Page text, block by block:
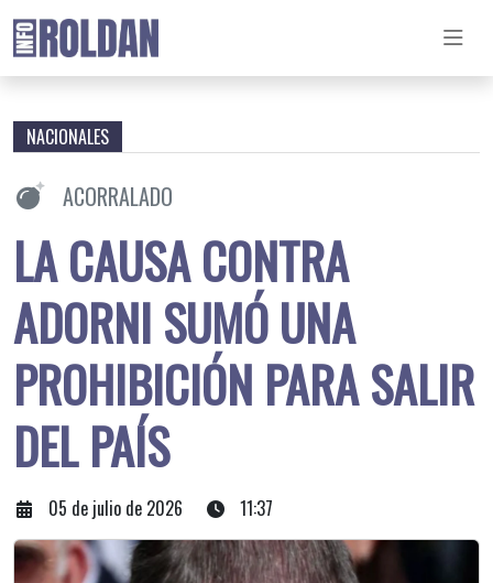
NACIONALES
ACORRALADO
LA CAUSA CONTRA
ADORNI SUMÓ UNA
PROHIBICIÓN PARA SALIR
DEL PAÍS
05 de julio de 2026 11:37